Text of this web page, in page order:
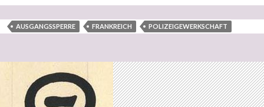
AUSGANGSSPERRE FRANKREICH POLIZEIGEWERKSCHAFT